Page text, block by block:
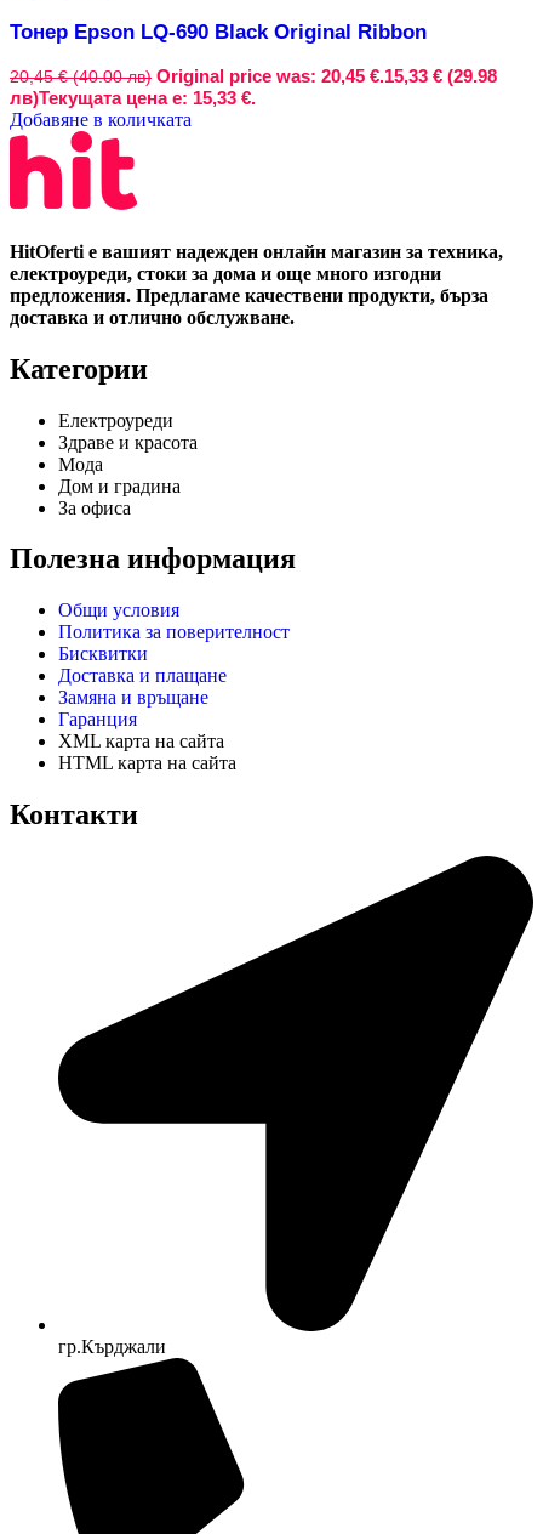
Тонер Epson LQ-690 Black Original Ribbon
20,45 € (40.00 лв) Original price was: 20,45 €.15,33 € (29.98
лв)Текущата цена е: 15,33 €.
Добавяне в количката
HitOferti е вашият надежден онлайн магазин за техника,
електроуреди, стоки за дома и още много изгодни
предложения. Предлагаме качествени продукти, бърза
доставка и отлично обслужване.
Категории
Електроуреди
Здраве и красота
Мода
Дом и градина
За офиса
Полезна информация
Общи условия
Политика за поверителност
Бисквитки
Доставка и плащане
Замяна и връщане
Гаранция
XML карта на сайта
HTML карта на сайта
Контакти
гр.Кърджали